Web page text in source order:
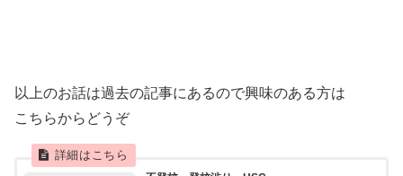
以上のお話は過去の記事にあるので興味のある方は
こちらからどうぞ